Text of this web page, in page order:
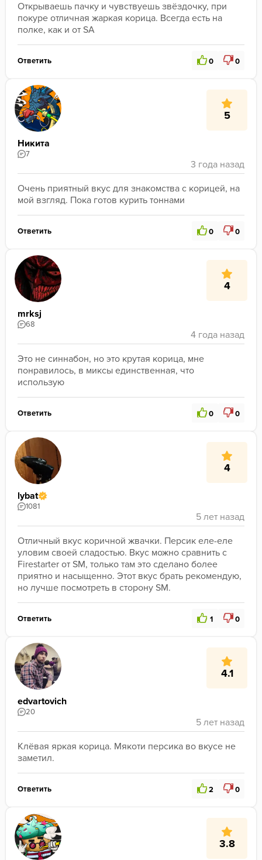
Открываешь пачку и чувствуешь звёздочку, при
покуре отличная жаркая корица. Всегда есть на
полке, как и от SA
Ответить 0 0
5
Никита
7
Очень приятный вкус для знакомства с корицей, на
мой взгляд. Пока готов курить тоннами
Ответить 0 0
4
mrksj
68
Это не синнабон, но это крутая корица, мне
понравилось, в миксы единственная, что
использую
Ответить 0 0
4
lybat
1081
Отличный вкус коричной жвачки. Персик еле-еле
уловим своей сладостью. Вкус можно сравнить с
Firestarter от SM, только там это сделано более
приятно и насыщенно. Этот вкус брать рекомендую,
но лучше посмотреть в сторону SM.
Ответить 1 0
4.1
edvartovich
20
Клёвая яркая корица. Мякоти персика во вкусе не
заметил.
Ответить 2 0
3.8